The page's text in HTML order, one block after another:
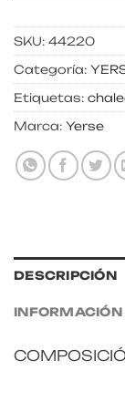
SKU: 44220
Categoría:
Etiquetas:
Marca: Yerse
DESCRIPCIÓN